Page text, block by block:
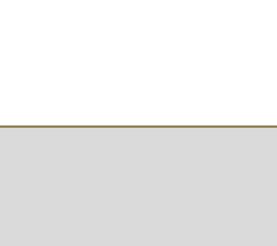
(AMT). Im